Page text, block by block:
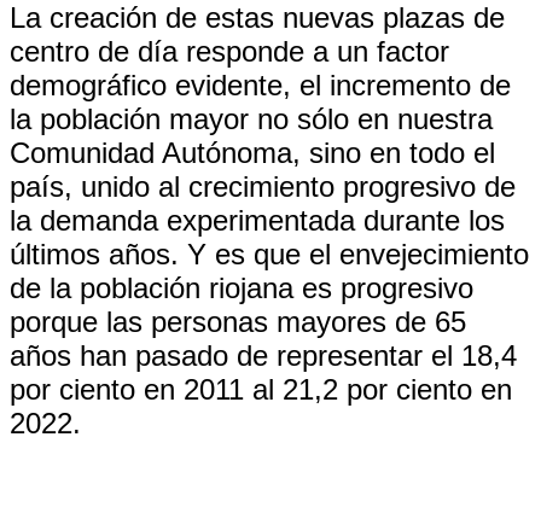
La creación de estas nuevas plazas de
centro de día responde a un factor
demográfico evidente, el incremento de
la población mayor no sólo en nuestra
Comunidad Autónoma, sino en todo el
país, unido al crecimiento progresivo de
la demanda experimentada durante los
últimos años. Y es que el envejecimiento
de la población riojana es progresivo
porque las personas mayores de 65
años han pasado de representar el 18,4
por ciento en 2011 al 21,2 por ciento en
2022.